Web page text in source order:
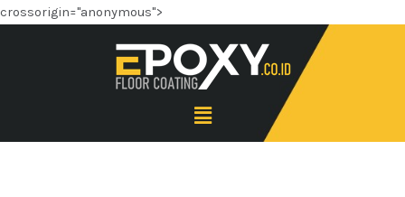
crossorigin="anonymous">